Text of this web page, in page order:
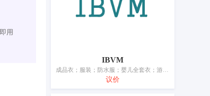
用
IBVM
成品衣；服装；防水服；婴儿全套衣；游泳衣；鞋；帽；袜；手套（服装）；皮带（服饰用）
议价